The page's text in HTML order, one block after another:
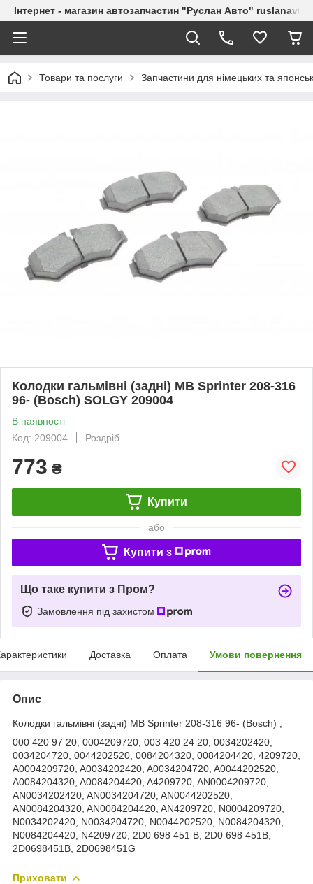
Інтернет - магазин автозапчастин "Руслан Авто"
Товари та послуги Запчастини для німецьких та
Колодки гальмівні (задні) MB Sprinter 208-316
96- (Bosch) SOLGY 209004
В наявності
Код: 209004
Роздріб
773 ₴
Купити
або
Купити з
Що таке купити з Пром?
Замовлення під захистом
Доставка Оплата Умови повернення
Опис
Колодки гальмівні (задні) MB Sprinter 208-316 96- (Bosch) ,
000 420 97 20, 0004209720, 003 420 24 20, 0034202420,
0034204720, 0044202520, 0084204320, 0084204420, 4209720,
A0004209720, A0034202420, A0034204720, A0044202520,
A0084204320, A0084204420, A4209720, AN0004209720,
AN0034202420, AN0034204720, AN0044202520,
AN0084204320, AN0084204420, AN4209720, N0004209720,
N0034202420, N0034204720, N0044202520, N0084204320,
N0084204420, N4209720, 2D0 698 451 B, 2D0 698 451B,
2D0698451B, 2D0698451G
Приховати